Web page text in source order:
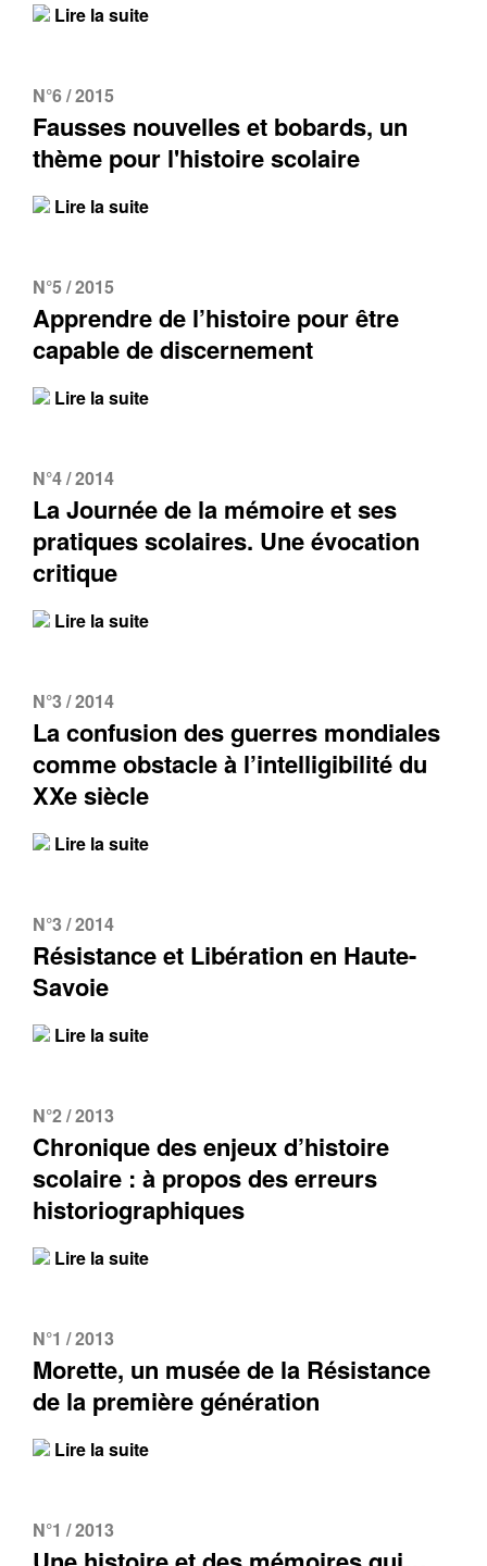
Lire la suite
N°6 / 2015
Fausses nouvelles et bobards, un
thème pour l'histoire scolaire
Lire la suite
N°5 / 2015
Apprendre de l’histoire pour être
capable de discernement
Lire la suite
N°4 / 2014
La Journée de la mémoire et ses
pratiques scolaires. Une évocation
critique
Lire la suite
N°3 / 2014
La confusion des guerres mondiales
comme obstacle à l’intelligibilité du
XXe siècle
Lire la suite
N°3 / 2014
Résistance et Libération en Haute-
Savoie
Lire la suite
N°2 / 2013
Chronique des enjeux d’histoire
scolaire : à propos des erreurs
historiographiques
Lire la suite
N°1 / 2013
Morette, un musée de la Résistance
de la première génération
Lire la suite
N°1 / 2013
Récupération de l'adresse e-mail